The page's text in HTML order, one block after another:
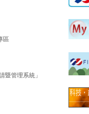
區
暨管理系統」